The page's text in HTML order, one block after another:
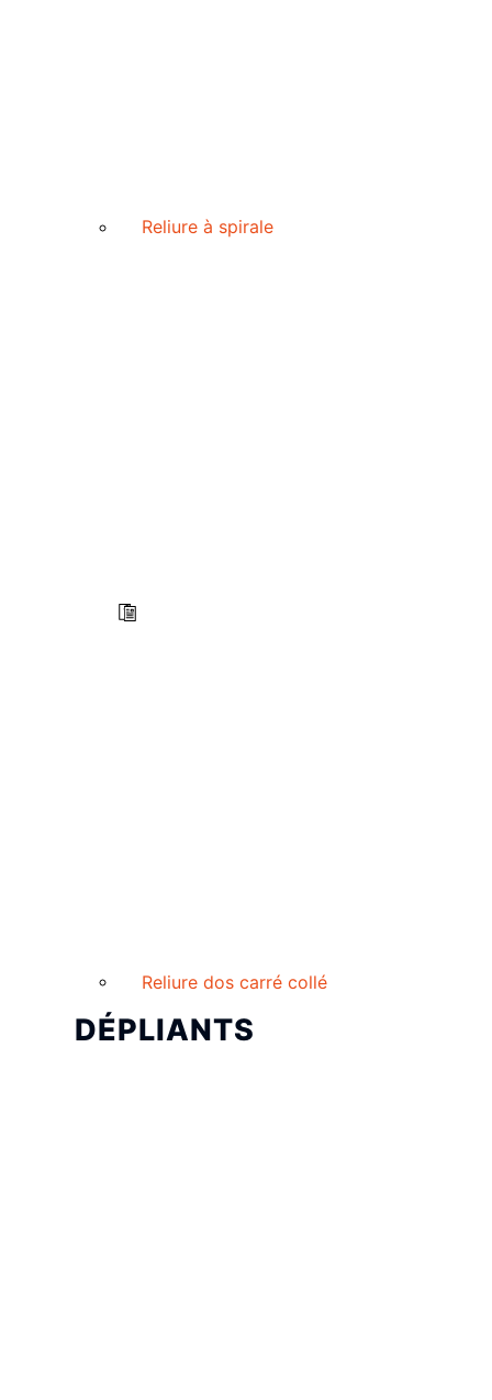
Reliure à spirale
Reliure dos carré collé
DÉPLIANTS